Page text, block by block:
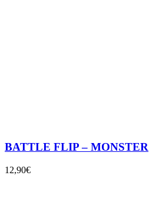
BATTLE FLIP – MONSTER
12,90€